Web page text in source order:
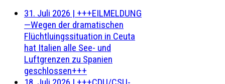
31. Juli 2026 | +++EILMELDUNG
—Wegen der dramatischen
Flüchtluingssituation in Ceuta
hat Italien alle See- und
Luftgrenzen zu Spanien
geschlossen+++